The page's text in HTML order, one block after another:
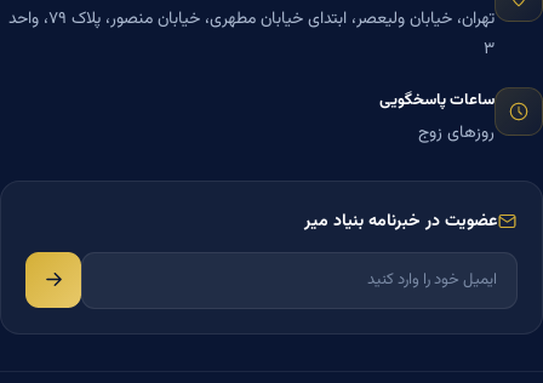
تهران، خیابان ولیعصر، ابتدای خیابان مطهری، خیابان منصور، پلاک ۷۹، واحد
۳
ساعات پاسخگویی
روزهای زوج
عضویت در خبرنامه بنیاد میر